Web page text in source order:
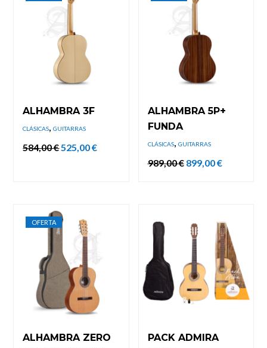
ALHAMBRA 3F
CLÁSICAS,GUITARRAS
584,00€El
precio
525,00€El
ALHAMBRA 5P+
FUNDA
CLÁSICAS, GUITARRAS
989,00€ El
precio
899,00€El
OFERTA
ALHAMBRA ZERO
PACK ADMIRA